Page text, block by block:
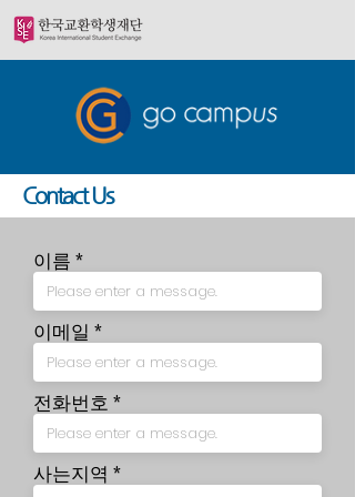
Contact Us
이름
이메일
전화번호
사는지역